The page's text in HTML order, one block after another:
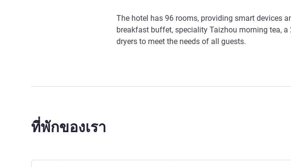
The hotel has 96 rooms, providing smart devices
breakfast buffet, speciality Taizhou morning tea,
dryers to meet the needs of all guests.
ที่พักของเรา